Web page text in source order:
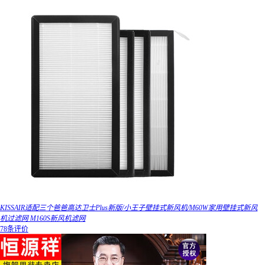
KISSAIR适配三个爸爸高达卫士Plus新版/小王子壁挂式新风机/M60W家用壁挂式新风
机过滤网 M160S新风机滤网
78条评价